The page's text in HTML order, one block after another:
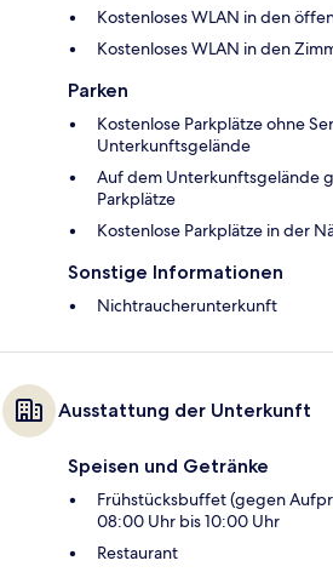
Kostenloses WLAN in den
Kostenloses WLAN in den
Parken
Kostenlose Parkplätze ohne
Unterkunftsgelände
Auf dem Unterkunftsgelände
Parkplätze
Kostenlose Parkplätze in der
Sonstige Informationen
Nichtraucherunterkunft
Ausstattung der Unterkunft
Speisen und Getränke
Frühstücksbuffet (gegen
08:00 Uhr bis 10:00 Uhr
Restaurant